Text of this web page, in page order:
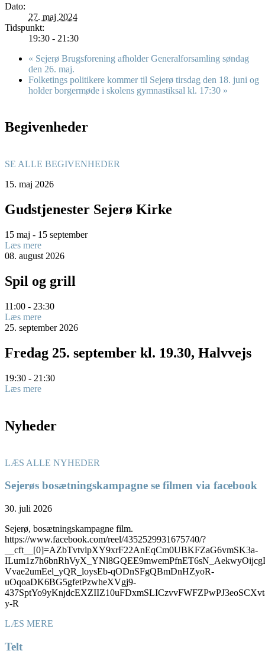
Dato:
27. maj 2024
Tidspunkt:
19:30 - 21:30
« Sejerø Brugsforening afholder Generalforsamling søndag
den 26. maj.
Folketings politikere kommer til Sejerø tirsdag den 18. juni og
holder borgermøde i skolens gymnastiksal kl. 17:30 »
Begivenheder
SE ALLE BEGIVENHEDER
15. maj 2026
Gudstjenester Sejerø Kirke
15 maj - 15 september
Læs mere
08. august 2026
Spil og grill
11:00 - 23:30
Læs mere
25. september 2026
Fredag 25. september kl. 19.30, Halvvejs
19:30 - 21:30
Læs mere
Nyheder
LÆS ALLE NYHEDER
Sejerøs bosætningskampagne se filmen via facebook
30. juli 2026
Sejerø, bosætningskampagne film.
https://www.facebook.com/reel/4352529931675740/?
__cft__[0]=AZbTvtvlpXY9xrF22AnEqCm0UBKFZaG6vmSK3a-
Vvae2umEel_yQR_loysEb-qODnSFgQBmDnHZyoR-
uOqoaDK6BG5gfetPzwheXVgj9-
y-R
LÆS MERE
Telt